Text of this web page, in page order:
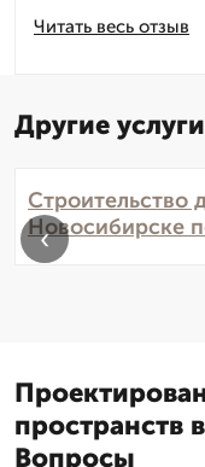
Читать весь отзыв
Другие услуги
Строительство
Новосибирске
‹
пространств
Вопросы